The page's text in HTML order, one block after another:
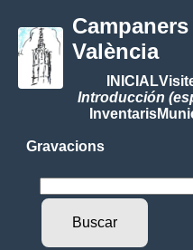
València
INICIAL
Introducción
Inventaris
Gravacions